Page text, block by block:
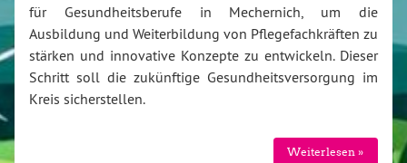
für Gesundheitsberufe in Mechernich, um die
Ausbildung und Weiterbildung von Pflegefachkräften zu
stärken und innovative Konzepte zu entwickeln. Dieser
Schritt soll die zukünftige Gesundheitsversorgung im
Kreis sicherstellen.
Weiterlesen »